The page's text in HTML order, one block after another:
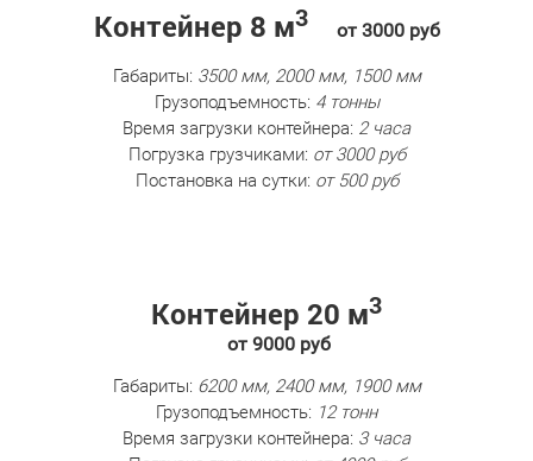
Контейнер 8 м3 от 3000 руб
Габариты: 3500 мм, 2000 мм, 1500 мм
Грузоподъемность: 4 тонны
Время загрузки контейнера: 2 часа
Погрузка грузчиками: от 3000 руб
Постановка на сутки: от 500 руб
Контейнер 20 м3
от 9000 руб
Габариты: 6200 мм, 2400 мм, 1900 мм
Грузоподъемность: 12 тонн
Время загрузки контейнера: 3 часа